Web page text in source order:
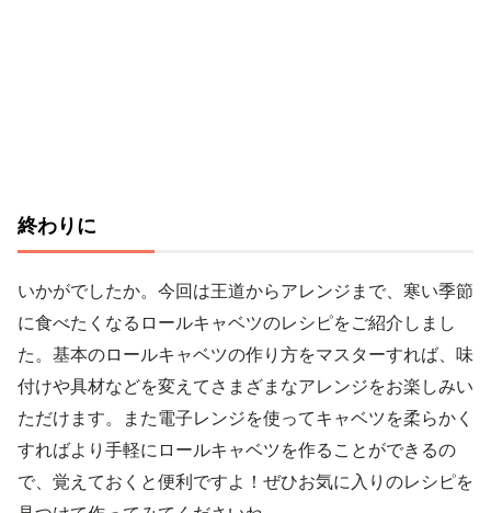
終わりに
いかがでしたか。今回は王道からアレンジまで、寒い季節
に食べたくなるロールキャベツのレシピをご紹介しまし
た。基本のロールキャベツの作り方をマスターすれば、味
付けや具材などを変えてさまざまなアレンジをお楽しみい
ただけます。また電子レンジを使ってキャベツを柔らかく
すればより手軽にロールキャベツを作ることができるの
で、覚えておくと便利ですよ！ぜひお気に入りのレシピを